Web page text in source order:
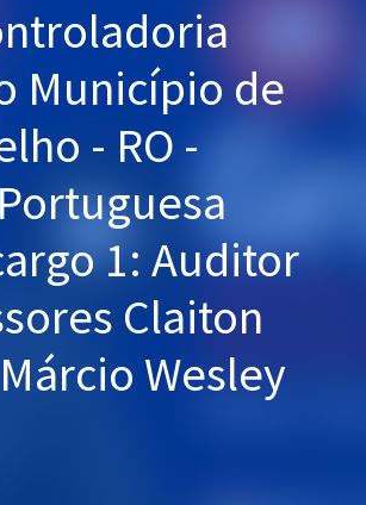
Município de
- RO -
1: Auditor
Claiton
Wesley